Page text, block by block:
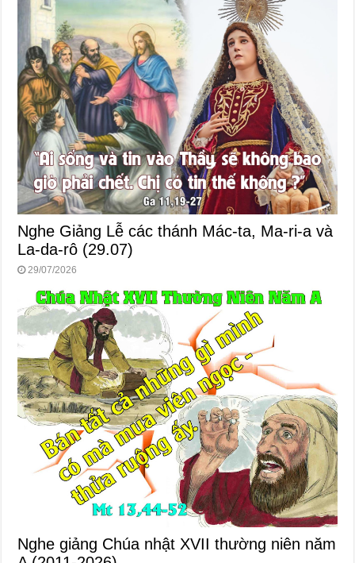
Nghe Giảng Lễ các thánh Mác-ta, Ma-ri-a và
La-da-rô (29.07)
29/07/2026
Nghe giảng Chúa nhật XVII thường niên năm